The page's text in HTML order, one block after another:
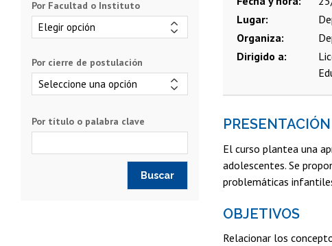
Lugar
Organiza
Dirigido a
PRESENTACIÓN
El curso plantea una
adolescentes. Se
problemáticas
OBJETIVOS
Relacionar los
Por Facultad o Instituto
Por cierre de postulación
Por título o palabra clave